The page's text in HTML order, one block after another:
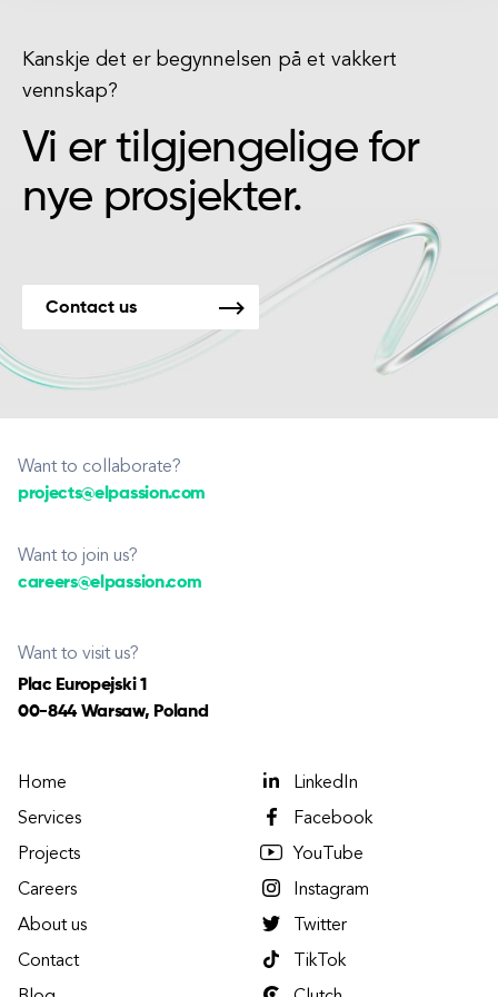
Kanskje det er begynnelsen på et vakkert
vennskap?
Vi er tilgjengelige for
nye prosjekter.
Contact us
Want to collaborate?
projects@elpassion.com
Want to join us?
careers@elpassion.com
Want to visit us?
Plac Europejski 1
00-844 Warsaw, Poland
Home
Services
Projects
Careers
About us
Contact
LinkedIn
Facebook
YouTube
Instagram
Twitter
TikTok